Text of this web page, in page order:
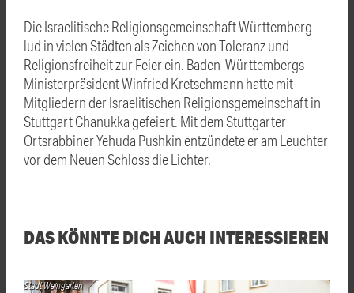
Die Israelitische Religionsgemeinschaft Württemberg
lud in vielen Städten als Zeichen von Toleranz und
Religionsfreiheit zur Feier ein. Baden-Württembergs
Ministerpräsident Winfried Kretschmann hatte mit
Mitgliedern der Israelitischen Religionsgemeinschaft in
StuttgartChanukka gefeiert. Mit dem Stuttgarter
Ortsrabbiner Yehuda Pushkin entzündete er am Leuchter
vor dem Neuen Schloss die Lichter.
DAS KÖNNTE DICH AUCH INTERESSIEREN
Stadt Weingarten